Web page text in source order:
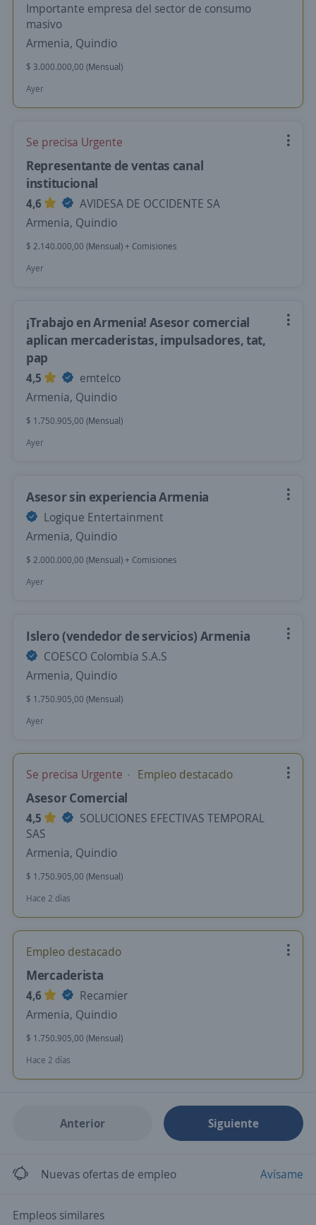
Importante empresa del sector de consumo
masivo
Armenia, Quindio
$ 3.000.000,00 (Mensual)
Ayer
Se precisa Urgente
Representante de ventas canal
institucional
4,6
AVIDESA DE OCCIDENTE SA
Armenia, Quindio
$ 2.140.000,00 (Mensual) + Comisiones
Ayer
¡Trabajo en Armenia! Asesor comercial
aplican mercaderistas, impulsadores, tat,
pap
4,5
emtelco
Armenia, Quindio
$ 1.750.905,00 (Mensual)
Ayer
Asesor sin experiencia Armenia
Logique Entertainment
Armenia, Quindio
$ 2.000.000,00 (Mensual) + Comisiones
Ayer
Islero (vendedor de servicios) Armenia
COESCO Colombia S.A.S
Armenia, Quindio
$ 1.750.905,00 (Mensual)
Ayer
Se precisa Urgente Empleo destacado
Asesor Comercial
4,5
SOLUCIONES EFECTIVAS TEMPORAL
SAS
Armenia, Quindio
$ 1.750.905,00 (Mensual)
Hace 2 días
Empleo destacado
Mercaderista
4,6
Recamier
Armenia, Quindio
$ 1.750.905,00 (Mensual)
Hace 2 días
Anterior Siguiente
Nuevas ofertas de empleo Avísame
Empleos similares